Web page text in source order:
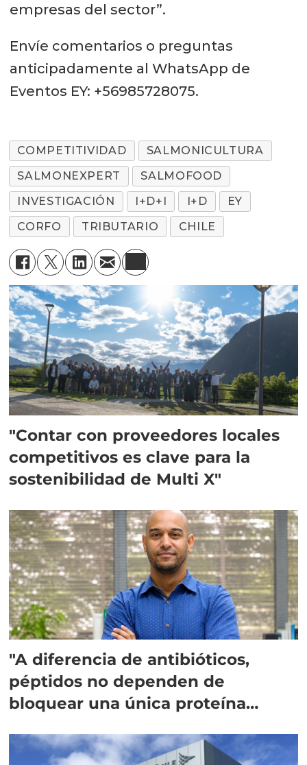
empresas del sector”.
Envíe comentarios o preguntas
anticipadamente al WhatsApp de
Eventos EY: +56985728075.
COMPETITIVIDAD
SALMONICULTURA
SALMONEXPERT
SALMOFOOD
INVESTIGACIÓN
I+D+I I+D
EY
CORFO
TRIBUTARIO CHILE
"Contar con proveedores locales
competitivos es clave para la
sostenibilidad de Multi X"
"A diferencia de antibióticos,
péptidos no dependen de
bloquear una única proteína